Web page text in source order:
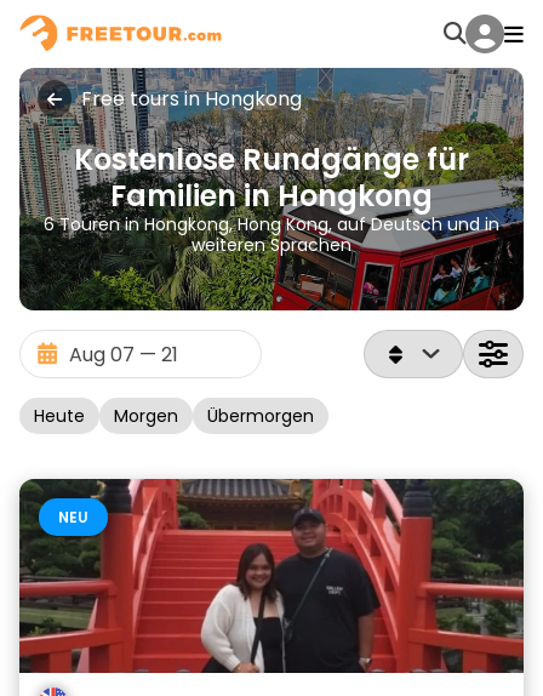
Free tours in Hongkong
Kostenlose Rundgänge für
Familien in Hongkong
6 Touren in Hongkong, Hong Kong, auf Deutsch und in
weiteren Sprachen
Heute Morgen Übermorgen
NEU